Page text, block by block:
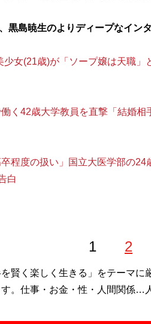
黒島暁生のよりディープなイン
少女(21歳)が「ソープ嬢は天職
働く42歳大学教員を直撃「結婚
程度の扱い」国立大医学部の24
白
1 2
賢く楽しく生きる」をテーマに
。仕事・お金・性・人間関係…